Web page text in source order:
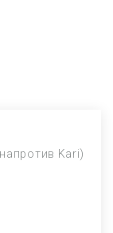
Kari)